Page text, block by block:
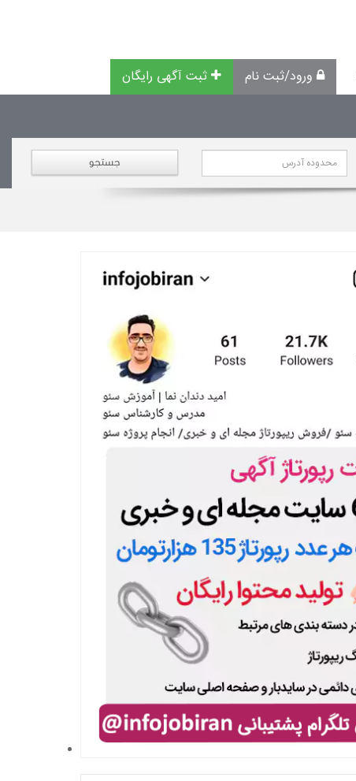
ورود/ثبت نام ثبت آگهی رایگان
جستجو